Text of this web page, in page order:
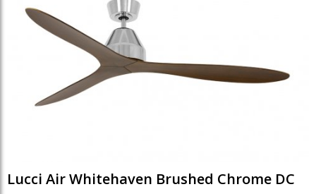
Lucci Air Whitehaven Brushed Chrome DC